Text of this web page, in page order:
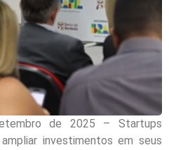
de 2025 – Startups
investimentos em seus